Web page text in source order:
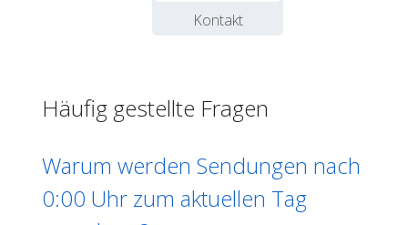
Kontakt
Häufig gestellte Fragen
Warum werden Sendungen nach
0:00 Uhr zum aktuellen Tag